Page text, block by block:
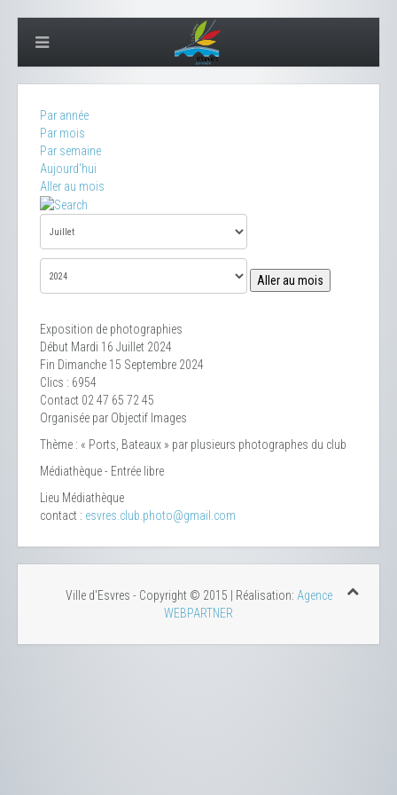
Par année
Par mois
Par semaine
Aujourd'hui
Aller au mois
Aller au mois
Exposition de photographies
Début Mardi 16 Juillet 2024
Fin Dimanche 15 Septembre 2024
Clics : 6954
Contact 02 47 65 72 45
Organisée par Objectif Images
Thème : « Ports, Bateaux » par plusieurs photographes du club
Médiathèque - Entrée libre
Lieu Médiathèque
contact : esvres.club.photo@gmail.com
Ville d'Esvres - Copyright © 2015 | Réalisation: Agence
WEBPARTNER